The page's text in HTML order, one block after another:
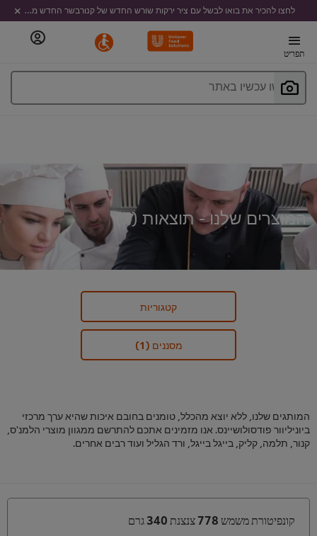
לחצו להכיר את בואו לבשל עם ציר ירקות שורש החדש של קנורבשר החדש מבית קנור
תפריט
חפשו עכשיו באתר
המוצרים שלנו - תוצאות (7
)
קטגוריות
מסננים (1)
המותגים שלנו, ללא יוצא מהכלל, טומנים בחובם איכות שהיא ערך מרכזי
ביוניליוור פודסולושיינס. אנו מזמינים אתכם להתרשם ממגוון מוצרי הלמנ'ס,
קנור, תלמה, קליק, בייגל בייגל, ורד הגליל ועוד רבים אחרים.
קונפיטורת משמש 778 צנצנת 340 גרם